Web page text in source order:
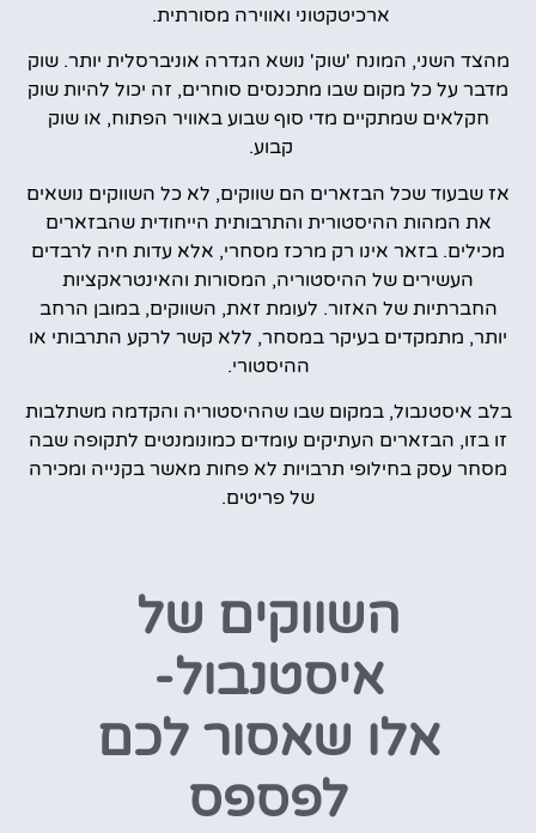
ארכיטקטוני ואווירה מסורתית.
מהצד השני, המונח 'שוק' נושא הגדרה אוניברסלית יותר. שוק
מדבר על כל מקום שבו מתכנסים סוחרים, זה יכול להיות שוק
חקלאים שמתקיים מדי סוף שבוע באוויר הפתוח, או שוק
קבוע.
אז שבעוד שכל הבזארים הם שווקים, לא כל השווקים נושאים
את המהות ההיסטורית והתרבותית הייחודית שהבזארים
מכילים. בזאר אינו רק מרכז מסחרי, אלא עדות חיה לרבדים
העשירים של ההיסטוריה, המסורות והאינטראקציות
החברתיות של האזור. לעומת זאת, השווקים, במובן הרחב
יותר, מתמקדים בעיקר במסחר, ללא קשר לרקע התרבותי או
ההיסטורי.
בלב איסטנבול, במקום שבו שההיסטוריה והקדמה משתלבות
זו בזו, הבזארים העתיקים עומדים כמונומנטים לתקופה שבה
מסחר עסק בחילופי תרבויות לא פחות מאשר בקנייה ומכירה
של פריטים.
השווקים של
איסטנבול-
אלו שאסור לכם
לפספס